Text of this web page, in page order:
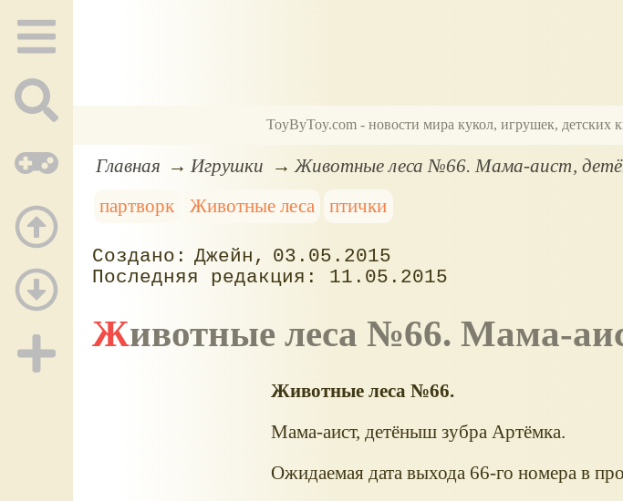
ToyByToy.com - новости мира кукол, игрушек, детских
Главная Игрушки
Животные леса №66. Мама-аист,
партворк
Животные леса птички
Джейн
03.05.2015
11.05.2015
Животные леса №66. Мама-
Животные леса №66.
Мама-аист, детёныш зубра Артёмка.
Ожидаемая дата выхода 66-го номера в